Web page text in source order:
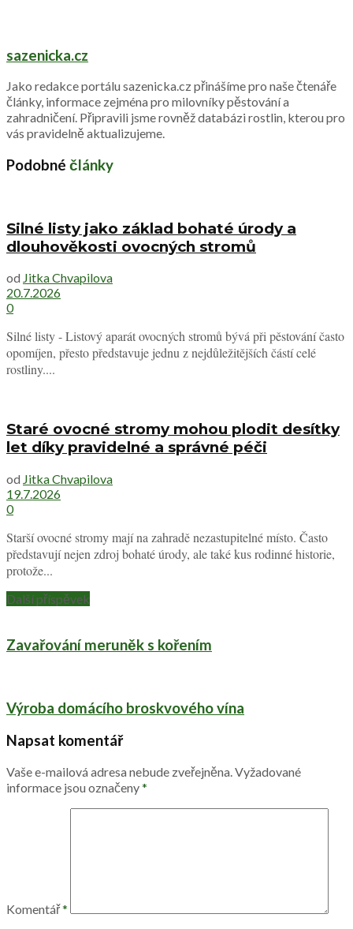
sazenicka.cz
Jako redakce portálu sazenicka.cz přinášíme pro naše čtenáře
články, informace zejména pro milovníky pěstování a
zahradničení. Připravili jsme rovněž databázi rostlin, kterou pro
vás pravidelně aktualizujeme.
Podobné články
Silné listy jako základ bohaté úrody a
dlouhověkosti ovocných stromů
od Jitka Chvapilova
20.7.2026
0
Silné listy - Listový aparát ovocných stromů bývá při pěstování často
opomíjen, přesto představuje jednu z nejdůležitějších částí celé
rostliny....
Staré ovocné stromy mohou plodit desítky
let díky pravidelné a správné péči
od Jitka Chvapilova
19.7.2026
0
Starší ovocné stromy mají na zahradě nezastupitelné místo. Často
představují nejen zdroj bohaté úrody, ale také kus rodinné historie,
protože...
Další příspěvek
Zavařování meruněk s kořením
Výroba domácího broskvového vína
Napsat komentář
Vaše e-mailová adresa nebude zveřejněna.Vyžadované
informace jsou označeny*
Komentář*